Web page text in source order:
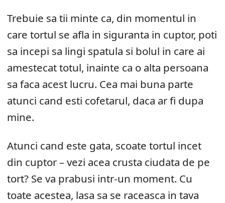
Trebuie sa tii minte ca, din momentul in
care tortul se afla in siguranta in cuptor, poti
sa incepi sa lingi spatula si bolul in care ai
amestecat totul, inainte ca o alta persoana
sa faca acest lucru. Cea mai buna parte
atunci cand esti cofetarul, daca ar fi dupa
mine.
Atunci cand este gata, scoate tortul incet
din cuptor – vezi acea crusta ciudata de pe
tort? Se va prabusi intr-un moment. Cu
toate acestea, lasa sa se raceasca in tava